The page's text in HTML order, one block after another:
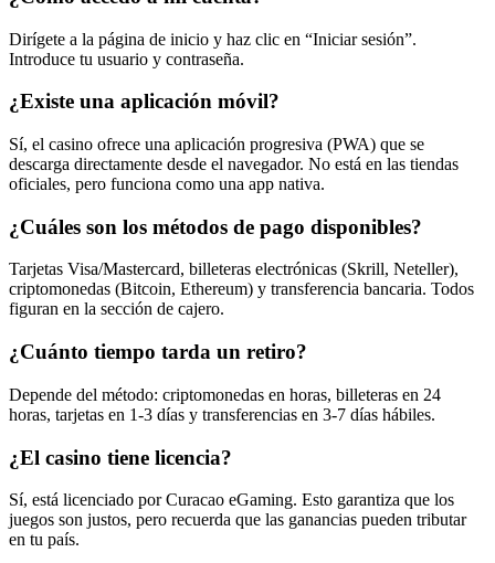
Dirígete a la página de inicio y haz clic en “Iniciar sesión”.
Introduce tu usuario y contraseña.
¿Existe una aplicación móvil?
Sí, el casino ofrece una aplicación progresiva (PWA) que se
descarga directamente desde el navegador. No está en las tiendas
oficiales, pero funciona como una app nativa.
¿Cuáles son los métodos de pago disponibles?
Tarjetas Visa/Mastercard, billeteras electrónicas (Skrill, Neteller),
criptomonedas (Bitcoin, Ethereum) y transferencia bancaria. Todos
figuran en la sección de cajero.
¿Cuánto tiempo tarda un retiro?
Depende del método: criptomonedas en horas, billeteras en 24
horas, tarjetas en 1-3 días y transferencias en 3-7 días hábiles.
¿El casino tiene licencia?
Sí, está licenciado por Curacao eGaming. Esto garantiza que los
juegos son justos, pero recuerda que las ganancias pueden tributar
en tu país.